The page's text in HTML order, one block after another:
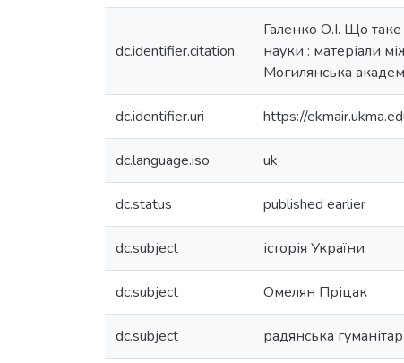
dc.identifier.citation
Галенко О.І. Що таке
науки : матеріали
Могилянська
dc.identifier.uri https://
dc.language.iso uk
dc.status published earlier
dc.subject історія України
dc.subject Омелян Пріцак
dc.subject радянська